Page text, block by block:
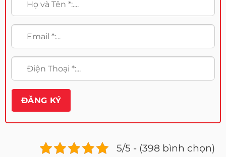
5/5 - (398 bình chọn)